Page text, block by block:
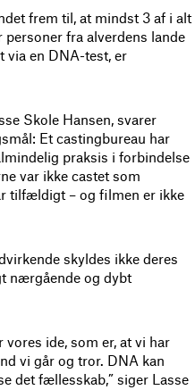
frem til, at mindst 3 af i alt
fra alverdens lande
via en DNA-test, er
Skole Hansen, svarer
Et castingbureau har
praksis i forbindelse
var ikke castet som
tilfældigt – og filmen er ikke
skyldes ikke deres
nærgående og dybt
ide, som er, at vi har
vi går og tror. DNA kan
det fællesskab,” siger Lasse